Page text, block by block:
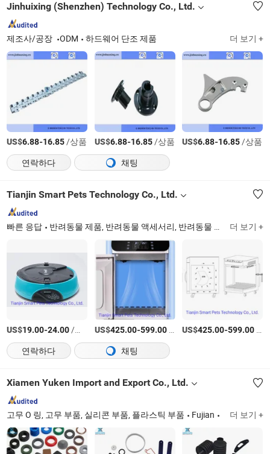
Jinhuixing (Shenzhen) Technology Co., Ltd.
제조사/공장 ODM 하드웨어 단조 제품 더 보기 +
US$6.88-16.85/상품 US$6.88-16.85/상품 US$6.88-16.85/상품
연락하다
채팅
Tianjin Smart Pets Technology Co., Ltd.
빠른 응답 반려동물 제품, 반려동물 액세서리, 반려동물 용품, 반려동물 사료, 개 사료, 고양이 사료, 반려동물 간식, 고양이 모래, 반려동물 훈련 패드, 반려동물 간식 더 보기 +
US$19.00-24.00/상품 US$425.00-599.00/상품 US$425.00-599.00
연락하다
채팅
Xiamen Yuken Import and Export Co., Ltd.
고무 O 링, 고무 부품, 실리콘 부품, 플라스틱 부품 Fujian 더 보기 +